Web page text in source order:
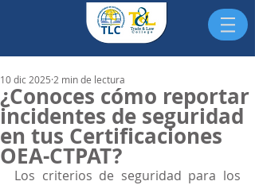
¿Conoces cómo reportar
incidentes de seguridad
en tus Certificaciones
OEA-CTPAT?
10 dic 2025 2 min de lectura
Los criterios de seguridad para los